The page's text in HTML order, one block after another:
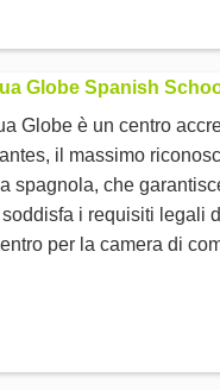
Globe Spanish
Globe è un centro
il massimo
spagnola, che
i requisiti legali
per la camera di